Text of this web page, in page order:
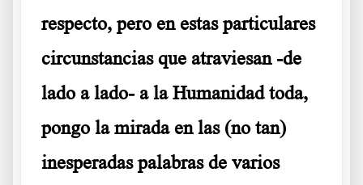
respecto, pero en estas particulares
circunstancias que atraviesan -de
lado a lado- a la Humanidad toda,
pongo la mirada en las (no tan)
inesperadas palabras de varios